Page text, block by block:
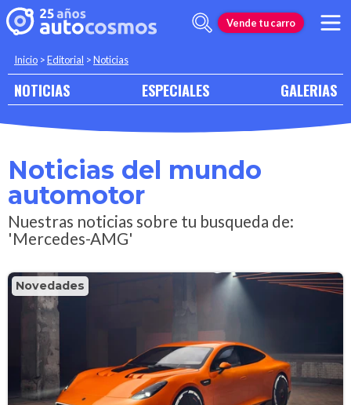
Vende tu carro
Inicio >Editorial >Noticias
NOTICIAS ESPECIALES GALERIAS
Noticias del mundo
automotor
Nuestras noticias sobre tu busqueda de:
'Mercedes-AMG'
Novedades